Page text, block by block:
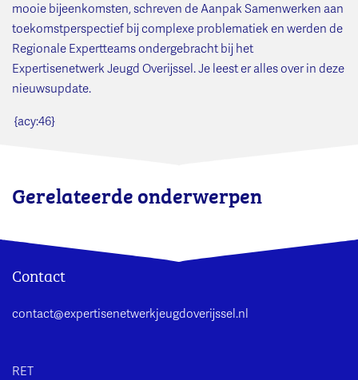
mooie bijeenkomsten, schreven de Aanpak Samenwerken aan
toekomstperspectief bij complexe problematiek en werden de
Regionale Expertteams ondergebracht bij het
Expertisenetwerk Jeugd Overijssel. Je leest er alles over in deze
nieuwsupdate.
{acy:46}
Gerelateerde onderwerpen
Contact
contact@expertisenetwerkjeugdoverijssel.nl
RET